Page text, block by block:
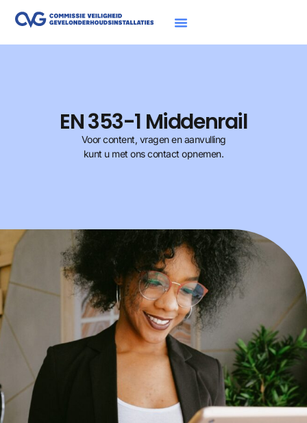
EN 353-1 Middenrail
Voor content, vragen en aanvulling
kunt u met ons contact opnemen.